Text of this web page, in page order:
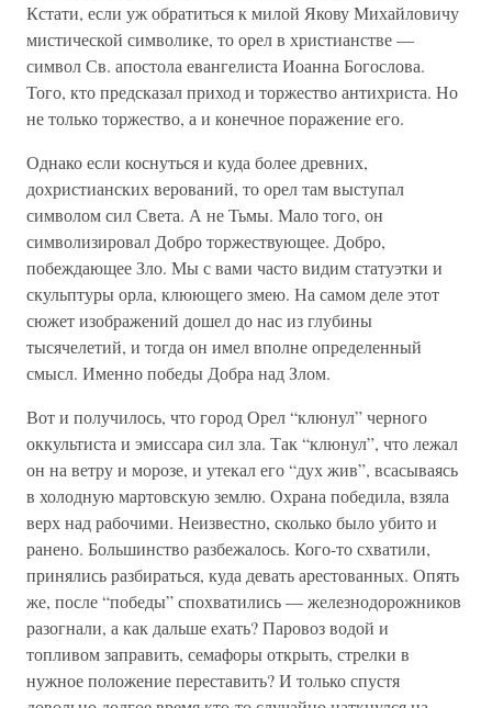
Кстати, если уж обратиться к милой Якову Михайловичу
мистической символике, то орел в христианстве —
символ Св. апостола евангелиста Иоанна Богослова.
Того, кто предсказал приход и торжество антихриста. Но
не только торжество, а и конечное поражение его.
Однако если коснуться и куда более древних,
дохристианских верований, то орел там выступал
символом сил Света. А не Тьмы. Мало того, он
символизировал Добро торжествующее. Добро,
побеждающее Зло. Мы с вами часто видим статуэтки и
скульптуры орла, клюющего змею. На самом деле этот
сюжет изображений дошел до нас из глубины
тысячелетий, и тогда он имел вполне определенный
смысл. Именно победы Добра над Злом.
Вот и получилось, что город Орел “клюнул” черного
оккультиста и эмиссара сил зла. Так “клюнул”, что лежал
он на ветру и морозе, и утекал его “дух жив”, всасываясь
в холодную мартовскую землю. Охрана победила, взяла
верх над рабочими. Неизвестно, сколько было убито и
ранено. Большинство разбежалось. Кого-то схватили,
принялись разбираться, куда девать арестованных. Опять
же, после “победы” спохватились — железнодорожников
разогнали, а как дальше ехать? Паровоз водой и
топливом заправить, семафоры открыть, стрелки в
нужное положение переставить? И только спустя